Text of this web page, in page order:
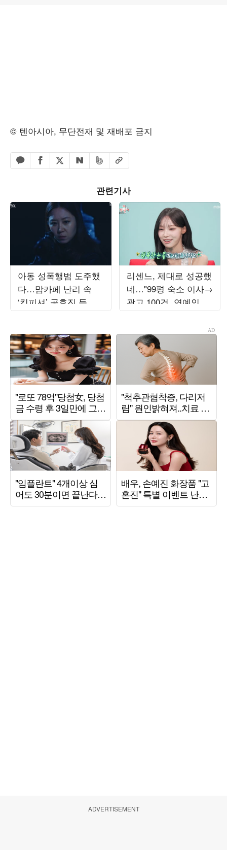
© 텐아시아, 무단전재 및 재배포 금지
카카오톡 공유하기
페이스북 공유하기
엑스 공유하기
네이버 공유하기
밴드 공유하기
URL복사
관련기사
아동 성폭행범 도주했
다…맘카페 난리 속
‘킹피셔’ 공효진 등판
(‘유부녀 킬러’)
리센느, 제대로 성공했
네…"99평 숙소 이사→
광고 100건, 연예인병
경계" ('전참시')
ADVERTISEMENT